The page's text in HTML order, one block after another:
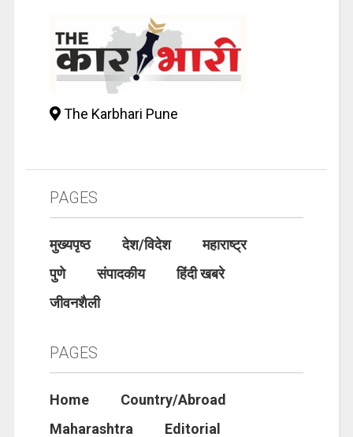
The Karbhari Pune
PAGES
मुख्यपृष्ठ देश/विदेश
महाराष्ट्र
पुणे
संपादकीय
हिंदी खबरे
जीवनशैली
PAGES
Home
Country/Abroad
Maharashtra
Editorial